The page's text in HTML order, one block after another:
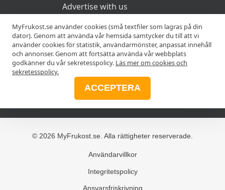
Advertise with us
MER
Alla frukostar
© 2026 MyFrukost.se. Alla rättigheter reserverade.
Användarvillkor
Integritetspolicy
Ansvarsfriskrivning
MyFrukost.se använder cookies (små textfiler som lagras på din
dator). Genom att använda vår hemsida samtycker du till att vi
använder cookies för statistik, användarmönster, anpassat innehåll
och annonser. Genom att fortsätta använda vår webbplats
godkänner du vår sekretesspolicy. Läs mer om cookies och
sekretesspolicy.
ACCEPTERA